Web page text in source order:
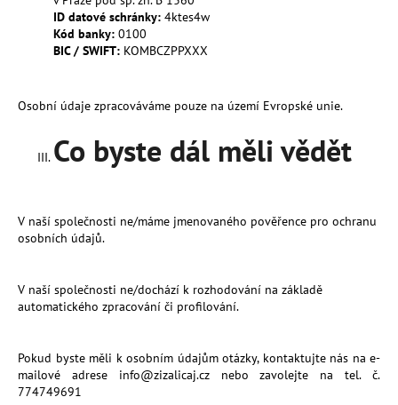
ID datové schránky: 4ktes4w
Kód banky: 0100
BIC / SWIFT: KOMBCZPPXXX
Osobní údaje zpracováváme pouze na území Evropské unie.
Co byste dál měli vědět
V naší společnosti ne/máme jmenovaného pověřence pro ochranu
osobních údajů.
V naší společnosti ne/dochází k rozhodování na základě
automatického zpracování či profilování.
Pokud byste měli k osobním údajům otázky, kontaktujte nás na e-
mailové adrese info@zizalicaj.cznebo zavolejte na tel. č.
774749691